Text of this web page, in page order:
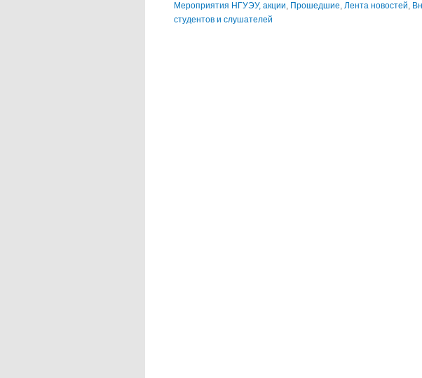
Мероприятия НГУЭУ, акции, Прошедшие, Лента новостей,
студентов и слушателей